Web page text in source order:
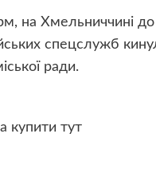
на Хмельниччині до
спецслужб
ради.
купити тут